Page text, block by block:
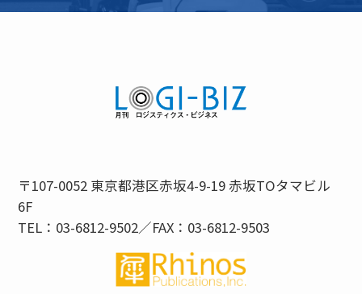
〒107-0052 東京都港区赤坂4-9-19 赤坂TOタマビル
6F
TEL：03-6812-9502／FAX：03-6812-9503